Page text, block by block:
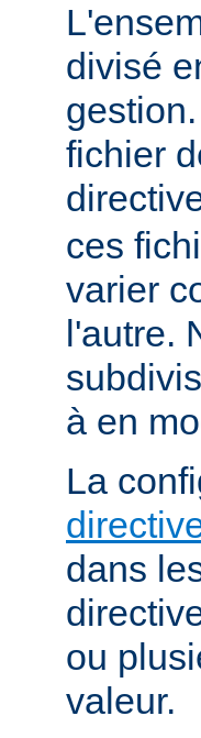
divisé
fichier
ces
varier
l'autre.
à en
La
dans
ou
valeur.